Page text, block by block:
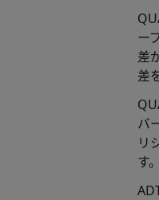
ー
差
差
バ
リ
す。